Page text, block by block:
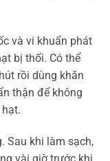
và vi khuẩn phát
bị thối. Có thể
rồi dùng khăn
thận để không
Sau khi làm sạch,